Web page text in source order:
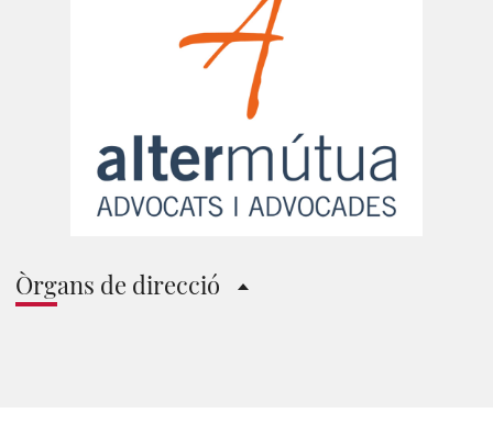
Òrgans de direcció